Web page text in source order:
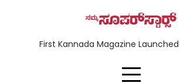
First Kannada Magazine